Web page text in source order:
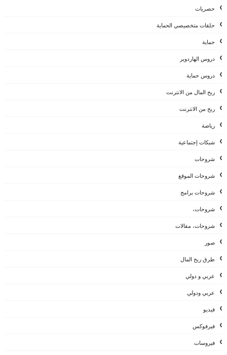
حصريات
حلقات متخصيصي الحماية
حماية
دروس الهاردوير
دروس حماية
ربح المال من الانترنت
ربح من الانترنت
رياضة
شبكات إجتماعية
شروحات
شروحات الموقع
شروحات برامج
شروحات،
شروحات، مقالات
صور
طرق ربح المال
عربي و دولي
عربي ودولي
فيديو
فيرفوكس
فيروسات